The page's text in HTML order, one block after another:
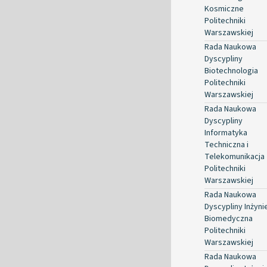
Kosmiczne
Politechniki
Warszawskiej
Rada Naukowa
Dyscypliny
Biotechnologia
Politechniki
Warszawskiej
Rada Naukowa
Dyscypliny
Informatyka
Techniczna i
Telekomunikacja
Politechniki
Warszawskiej
Rada Naukowa
Dyscypliny
Biomedyczna
Politechniki
Warszawskiej
Rada Naukowa